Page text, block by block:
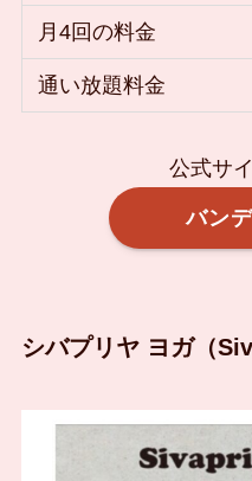
月4回の料金
通い放題料金
公式サ
バン
シバプリヤ ヨガ（